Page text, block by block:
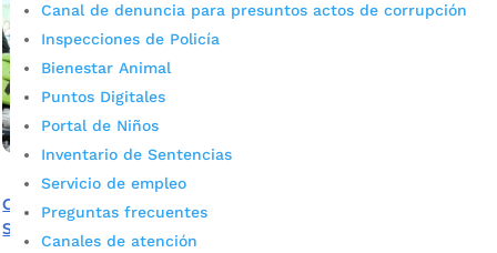
Canal de denuncia para presuntos actos de corrupción
Inspecciones de Policía
Bienestar Animal
Puntos Digitales
Portal de Niños
Inventario de Sentencias
Servicio de empleo
Preguntas frecuentes
Canales de atención
Conozca las medidas adoptadas tras el Consejo de
Seguridad Metropolitano